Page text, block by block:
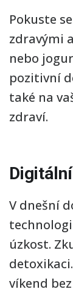
Pokuste
zdravými
nebo
pozitivní
také na
zdraví.
V dnešní
úzkost.
víkend